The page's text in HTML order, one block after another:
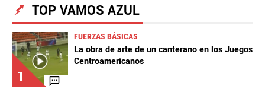
TOP VAMOS AZUL
1
FUERZAS BÁSICAS
La obra de arte de un canterano en los Juegos
Centroamericanos